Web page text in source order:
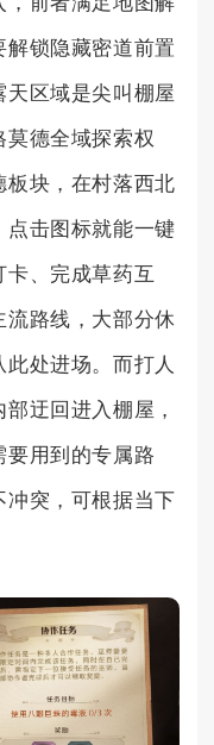
锁隐藏密道前置
区域是尖叫棚屋
莫德全域探索权
板块，在村落西北
点击图标就能一键
卡、完成草药互
流路线，大部分休
处进场。而打人
迂回进入棚屋，
要用到的专属路
冲突，可根据当下